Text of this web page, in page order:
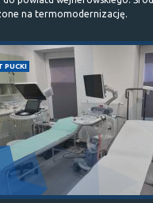
na termomodernizację.
PUCKI